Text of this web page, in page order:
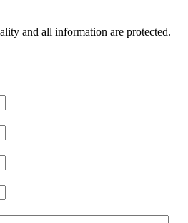
and all information are protected.